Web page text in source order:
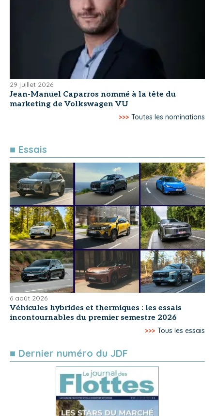
29 juillet 2026
Jean-Manuel Caparros nommé à la tête du
marketing de Volkswagen VU
>>> Toutes les nominations
■ Essais
6 août 2026
Véhicules hybrides et thermiques : les essais
incontournables du premier semestre 2026
>>> Tous les essais
■ Dernier numéro du JDF